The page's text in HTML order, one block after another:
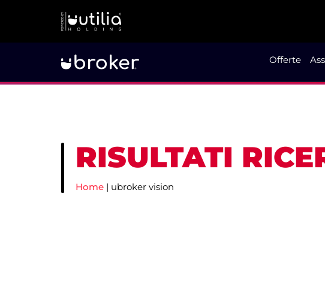
Offerte
RISULTATI
Home | ubroker vision